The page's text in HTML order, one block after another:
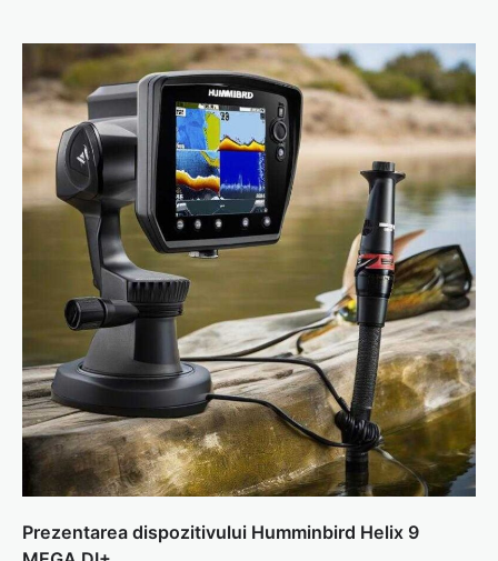
Prezentarea dispozitivului Humminbird Helix 9